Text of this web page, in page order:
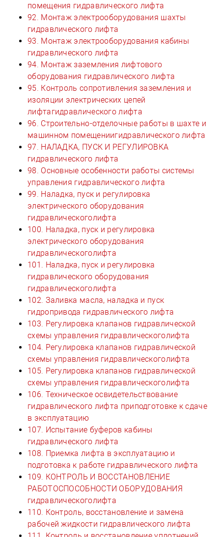
помещения гидравлического лифта
92. Монтаж электрооборудования шахты
гидравлического лифта
93. Монтаж электрооборудования кабины
гидравлического лифта
94. Монтаж заземления лифтового
оборудования гидравлического лифта
95. Контроль сопротивления заземления и
изоляции электрических цепей
лифтагидравлического лифта
96. Строительно-отделочные работы в шахте и
машинном помещениигидравлического лифта
97. НАЛАДКА, ПУСК И РЕГУЛИРОВКА
гидравлического лифта
98. Основные особенности работы системы
управления гидравлического лифта
99. Наладка, пуск и регулировка
электрического оборудования
гидравлическоголифта
100. Наладка, пуск и регулировка
электрического оборудования
гидравлическоголифта
101. Наладка, пуск и регулировка
гидравлического оборудования
гидравлическоголифта
102. Заливка масла, наладка и пуск
гидропривода гидравлического лифта
103. Регулировка клапанов гидравлической
схемы управления гидравлическоголифта
104. Регулировка клапанов гидравлической
схемы управления гидравлическоголифта
105. Регулировка клапанов гидравлической
схемы управления гидравлическоголифта
106. Техническое освидетельствование
гидравлического лифта приподготовке к сдаче
в эксплуатацию
107. Испытание буферов кабины
гидравлического лифта
108. Приемка лифта в эксплуатацию и
подготовка к работе гидравлического лифта
109. КОНТРОЛЬ И ВОССТАНОВЛЕНИЕ
РАБОТОСПОСОБНОСТИ ОБОРУДОВАНИЯ
гидравлическоголифта
110. Контроль, восстановление и замена
рабочей жидкости гидравлического лифта